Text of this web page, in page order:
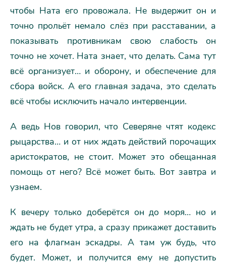
чтобы Ната его провожала. Не выдержит он и
точно прольёт немало слёз при расставании, а
показывать противникам свою слабость он
точно не хочет. Ната знает, что делать. Сама тут
всё организует… и оборону, и обеспечение для
сбора войск. А его главная задача, это сделать
всё чтобы исключить начало интервенции.
А ведь Нов говорил, что Северяне чтят кодекс
рыцарства… и от них ждать действий порочащих
аристократов, не стоит. Может это обещанная
помощь от него? Всё может быть. Вот завтра и
узнаем.
К вечеру только доберётся он до моря… но и
ждать не будет утра, а сразу прикажет доставить
его на флагман эскадры. А там уж будь, что
будет. Может, и получится ему не допустить